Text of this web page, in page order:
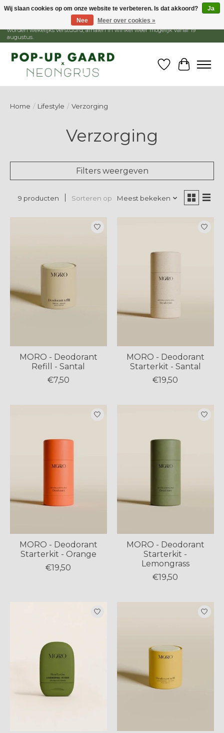
1 - 15 augustus is de winkel gesloten, webshop blijft open. Bestellingen
worden wekelijks verstuurd, afhalen in winkel weer mogelijk vanaf 19
augustus.
Verlanglijst
Home / Lifestyle / Verzorging
Verzorging
Filters weergeven
9 producten Sorteren op Meest bekeken
MORO - Deodorant
Refill - Santal
€7,50
MORO - Deodorant
Starterkit - Santal
€19,50
MORO - Deodorant
Starterkit - Orange
€19,50
MORO - Deodorant
Starterkit -
Lemongrass
€19,50
Wij slaan cookies op om onze website te verbeteren. Is dat akkoord?
Ja
Nee
Meer over cookies »